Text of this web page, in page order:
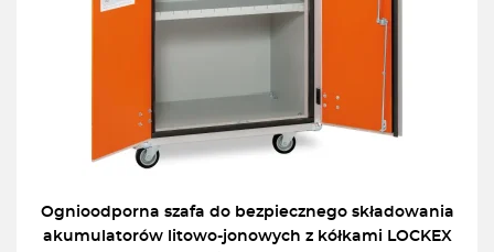
Ognioodporna szafa do bezpiecznego składowania
akumulatorów litowo-jonowych z kółkami LOCKEX